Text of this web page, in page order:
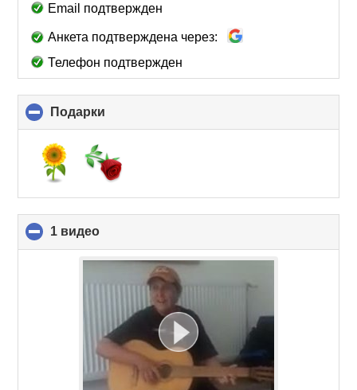
Email подтвержден
Анкета подтверждена через:
Телефон подтвержден
Подарки
to
contents
1 видео
to
collapse
contents